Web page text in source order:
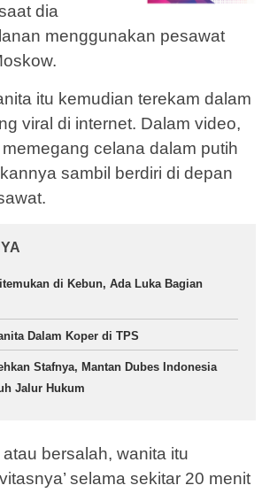
dia
menggunakan pesawat
itu kemudian terekam dalam
viral di internet. Dalam video,
celana dalam putih
sambil berdiri di depan
di Kebun, Ada Luka Bagian
Dalam Koper di TPS
Stafnya, Mantan Dubes Indonesia
Jalur Hukum
bersalah, wanita itu
selama sekitar 20 menit